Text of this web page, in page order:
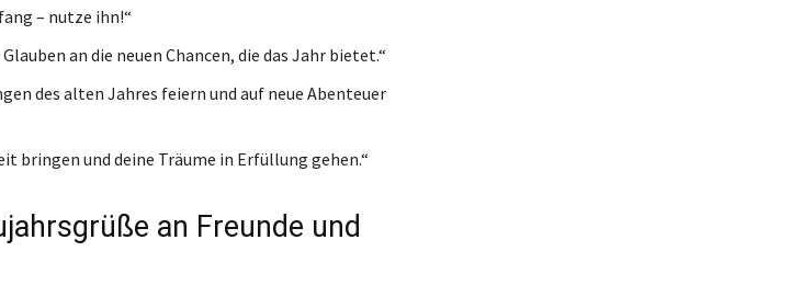
– nutze ihn!“
an die neuen Chancen, die das Jahr bietet.“
des alten Jahres feiern und auf neue Abenteuer
bringen und deine Träume in Erfüllung gehen.“
an Freunde und